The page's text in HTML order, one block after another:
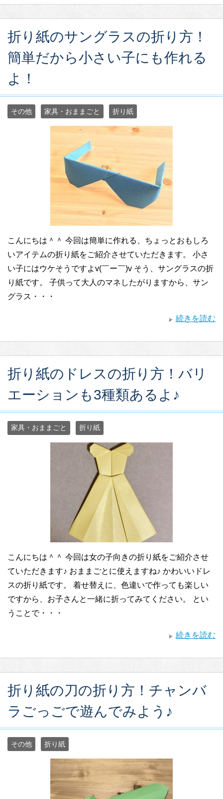
折り紙のサングラスの折り方！
簡単だから小さい子にも作れる
よ！
その他 家具・おままごと 折り紙
こんにちは＾＾ 今回は簡単に作れる、ちょっとおもしろ
いアイテムの折り紙をご紹介させていただきます。 小さ
い子にはウケそうですよv(￣ー￣)v そう、サングラスの折
り紙です。 子供って大人のマネしたがりますから、サン
グラス・・・
続きを読む
折り紙のドレスの折り方！バリ
エーションも3種類あるよ♪
家具・おままごと 折り紙
こんにちは＾＾ 今回は女の子向きの折り紙をご紹介させ
ていただきます♪ おままごとに使えますね♪ かわいいドレ
スの折り紙です。 着せ替えに、色違いで作っても楽しい
ですから、お子さんと一緒に折ってみてください。 とい
うことで・・・
続きを読む
折り紙の刀の折り方！チャンバ
ラごっごで遊んでみよう♪
その他 折り紙